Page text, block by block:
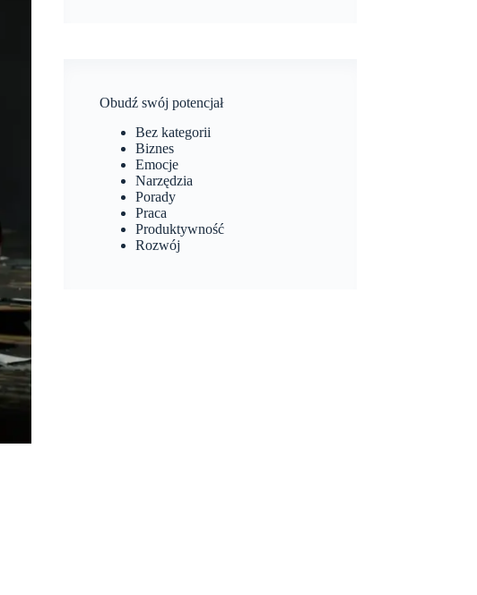
Obudź swój potencjał
Bez kategorii
Biznes
Emocje
Narzędzia
Porady
Praca
Produktywność
Rozwój